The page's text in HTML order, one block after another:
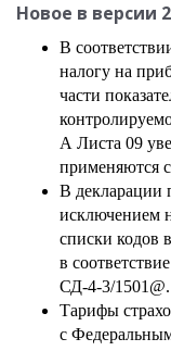
Новое в версии
В
налогу на
части
А Листа 09
применяются
В декларации
исключением
списки кодов
в
СД-4-3/1501@.
Тарифы
с